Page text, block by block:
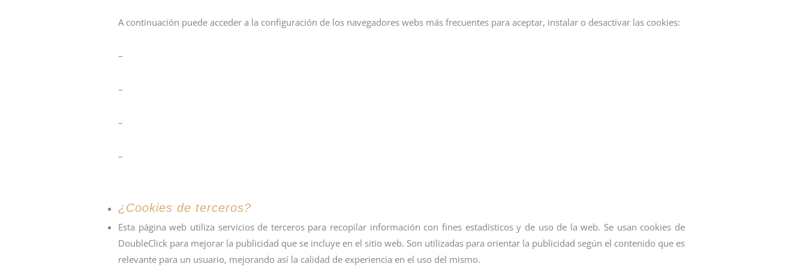
A continuación puede acceder a la configuración de los navegadores webs más frecuentes para aceptar, instalar o desactivar las cookies:
–
–
–
–
¿Cookies de terceros?
Esta página web utiliza servicios de terceros para recopilar información con fines estadísticos y de uso de la web. Se usan cookies de
DoubleClick para mejorar la publicidad que se incluye en el sitio web. Son utilizadas para orientar la publicidad según el contenido que es
relevante para un usuario, mejorando así la calidad de experiencia en el uso del mismo.